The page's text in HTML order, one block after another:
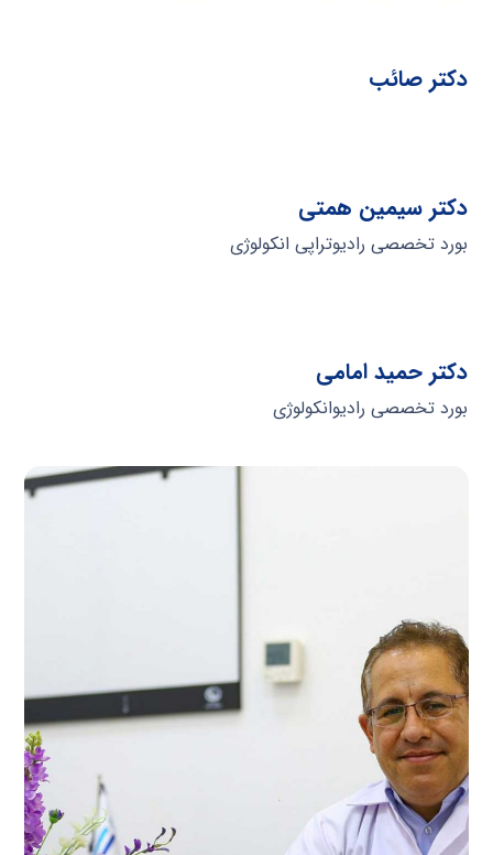
دکتر صائب
دکتر سیمین همتی
بورد تخصصی رادیوتراپی انکولوژی
دکتر حمید امامی
بورد تخصصی رادیوانکولوژی